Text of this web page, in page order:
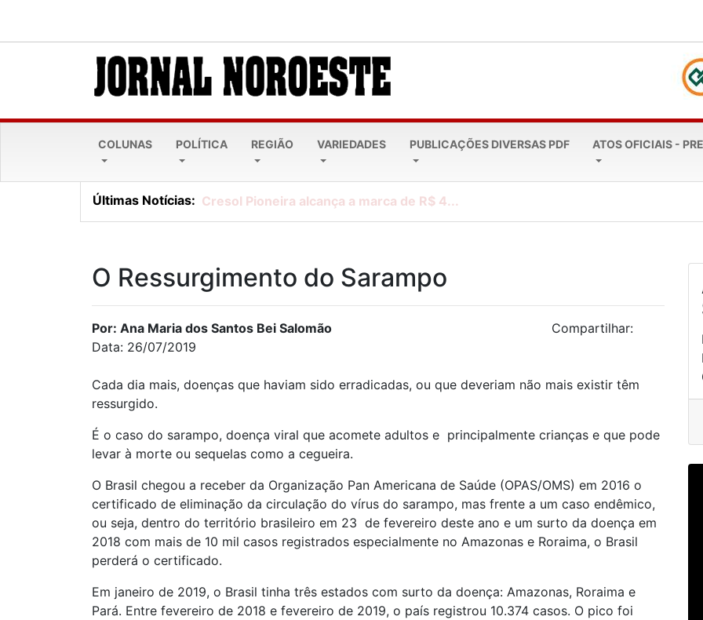
COLUNAS POLÍTICA REGIÃO VARIEDADES PUBLICAÇÕES DIVERSAS PDF ATOS OFICIAIS -
Últimas Notícias: Cresol Pioneira alcança a marca de R$ 4...
O Ressurgimento do Sarampo
Por: Ana Maria dos Santos Bei Salomão
Data: 26/07/2019
Compartilhar:
Cada dia mais, doenças que haviam sido erradicadas, ou que deveriam não mais existir têm
ressurgido.
É o caso do sarampo, doença viral que acomete adultos e principalmente crianças e que pode
levar à morte ou sequelas como a cegueira.
O Brasil chegou a receber da Organização Pan Americana de Saúde (OPAS/OMS) em 2016 o
certificado de eliminação da circulação do vírus do sarampo, mas frente a um caso endêmico,
ou seja, dentro do território brasileiro em 23 de fevereiro deste ano e um surto da doença em
2018 com mais de 10 mil casos registrados especialmente no Amazonas e Roraima, o Brasil
perderá o certificado.
Em janeiro de 2019, o Brasil tinha três estados com surto da doença: Amazonas, Roraima e
Pará. Entre fevereiro de 2018 e fevereiro de 2019, o país registrou 10.374 casos. O pico foi